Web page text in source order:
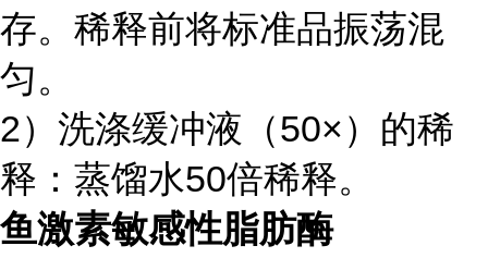
存。稀释前将标准品振荡混
匀。
2）洗涤缓冲液（50×）的稀
释：蒸馏水50倍稀释。
鱼激素敏感性脂肪酶